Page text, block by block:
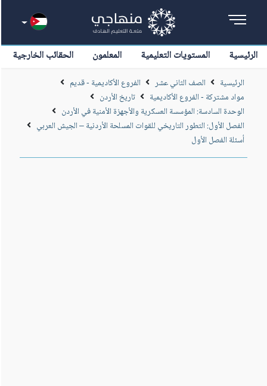
الرئيسية المستويات التعليمية المعلمون الحقائب الخارجية
الرئيسية الصف الثاني عشر
الفروع الأكاديمية - قديم
مواد مشتركة - الفروع الأكاديمية
تاريخ الأردن
الوحدة السادسة: المؤسسة العسكرية والأجهزة الأمنية في الأردن
الفصل الأول: التطور التاريخي للقوات المسلحة الأردنية – الجيش العربي
أسئلة الفصل الأول